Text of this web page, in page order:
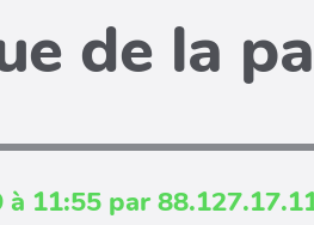
de la
11:55 par